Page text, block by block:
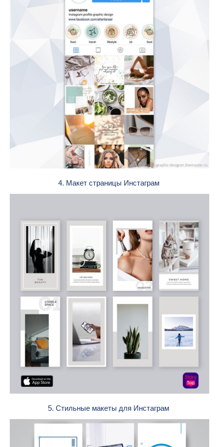
4. Макет страницы Инстаграм
5. Стильные макеты для Инстаграм